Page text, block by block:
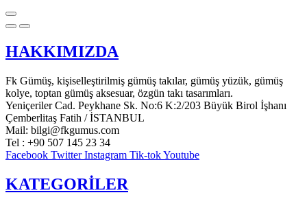
HAKKIMIZDA
Fk Gümüş, kişiselleştirilmiş gümüş takılar, gümüş yüzük, gümüş
kolye, toptan gümüş aksesuar, özgün takı tasarımları.
Yeniçeriler Cad. Peykhane Sk. No:6 K:2/203 Büyük Birol İşhanı
Çemberlitaş Fatih / İSTANBUL
Mail: bilgi@fkgumus.com
Tel : +90 507 145 23 34
Facebook Twitter Instagram Tik-tokYoutube
KATEGORİLER